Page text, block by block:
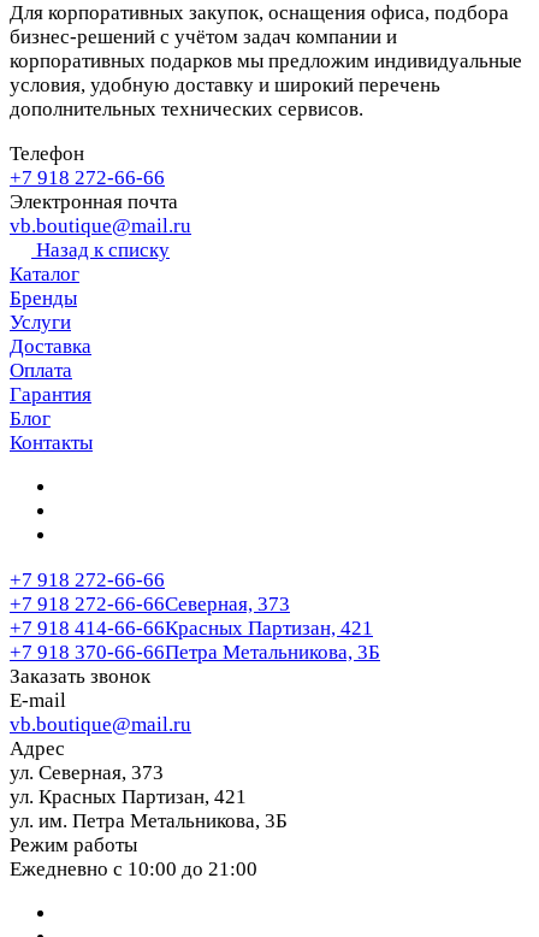
Для корпоративных закупок, оснащения офиса, подбора
бизнес-решений с учётом задач компании и
корпоративных подарков мы предложим индивидуальные
условия, удобную доставку и широкий перечень
дополнительных технических сервисов.
Телефон
+7 918 272-66-66
Электронная почта
vb.boutique@mail.ru
Назад к списку
Каталог
Бренды
Услуги
Доставка
Оплата
Гарантия
Блог
Контакты
+7 918 272-66-66
+7 918 272-66-66Северная, 373
+7 918 414-66-66Красных Партизан, 421
+7 918 370-66-66Петра Метальникова, 3Б
Заказать звонок
E-mail
vb.boutique@mail.ru
Адрес
ул. Северная, 373
ул. Красных Партизан, 421
ул. им. Петра Метальникова, 3Б
Режим работы
Ежедневно с 10:00 до 21:00